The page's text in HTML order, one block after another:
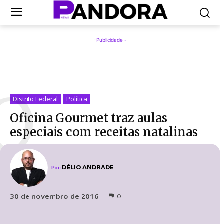
-Publicidade -
Distrito Federal Política
Oficina Gourmet traz aulas
especiais com receitas natalinas
Por:DÉLIO ANDRADE
30 de novembro de 2016 0